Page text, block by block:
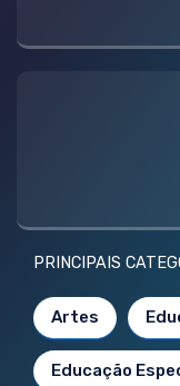
PRINCIPAIS
Artes
Educação